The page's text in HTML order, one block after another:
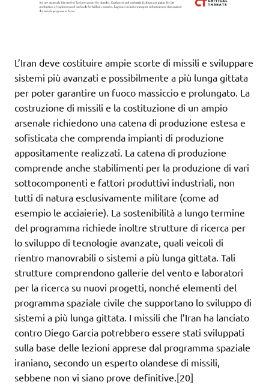
L’Iran deve costituire ampie scorte di missili e sviluppare
sistemi più avanzati e possibilmente a più lunga gittata
per poter garantire un fuoco massiccio e prolungato. La
costruzione di missili e la costituzione di un ampio
arsenale richiedono una catena di produzione estesa e
sofisticata che comprenda impianti di produzione
appositamente realizzati. La catena di produzione
comprende anche stabilimenti per la produzione di vari
sottocomponenti e fattori produttivi industriali, non
tutti di natura esclusivamente militare (come ad
esempio le acciaierie). La sostenibilità a lungo termine
del programma richiede inoltre strutture di ricerca per
lo sviluppo di tecnologie avanzate, quali veicoli di
rientro manovrabili o sistemi a più lunga gittata. Tali
strutture comprendono gallerie del vento e laboratori
per la ricerca su nuovi progetti, nonché elementi del
programma spaziale civile che supportano lo sviluppo di
sistemi a più lunga gittata. I missili che l’Iran ha lanciato
contro Diego Garcia potrebbero essere stati sviluppati
sulla base delle lezioni apprese dal programma spaziale
iraniano, secondo un esperto olandese di missili,
sebbene non vi siano prove definitive.[20]